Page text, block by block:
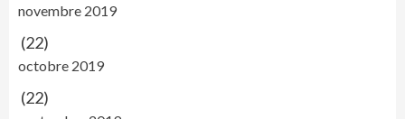
novembre 2019
(22)
octobre 2019
(22)